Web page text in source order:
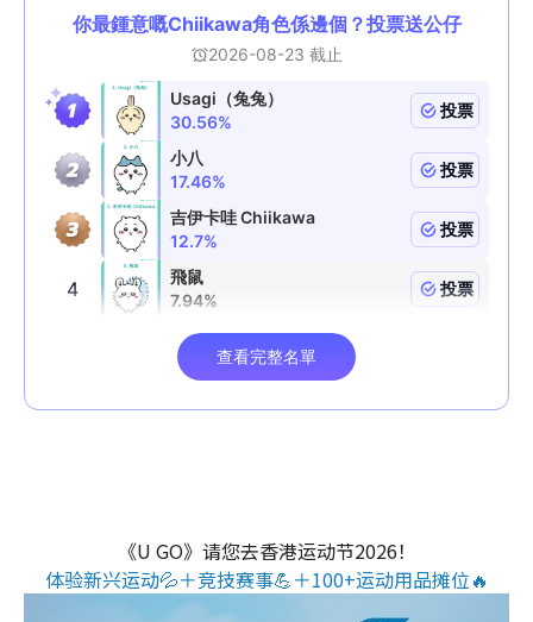
《U GO》请您去香港运动节2026！
体验新兴运动💦＋竞技赛事💪＋100+运动用品摊位🔥